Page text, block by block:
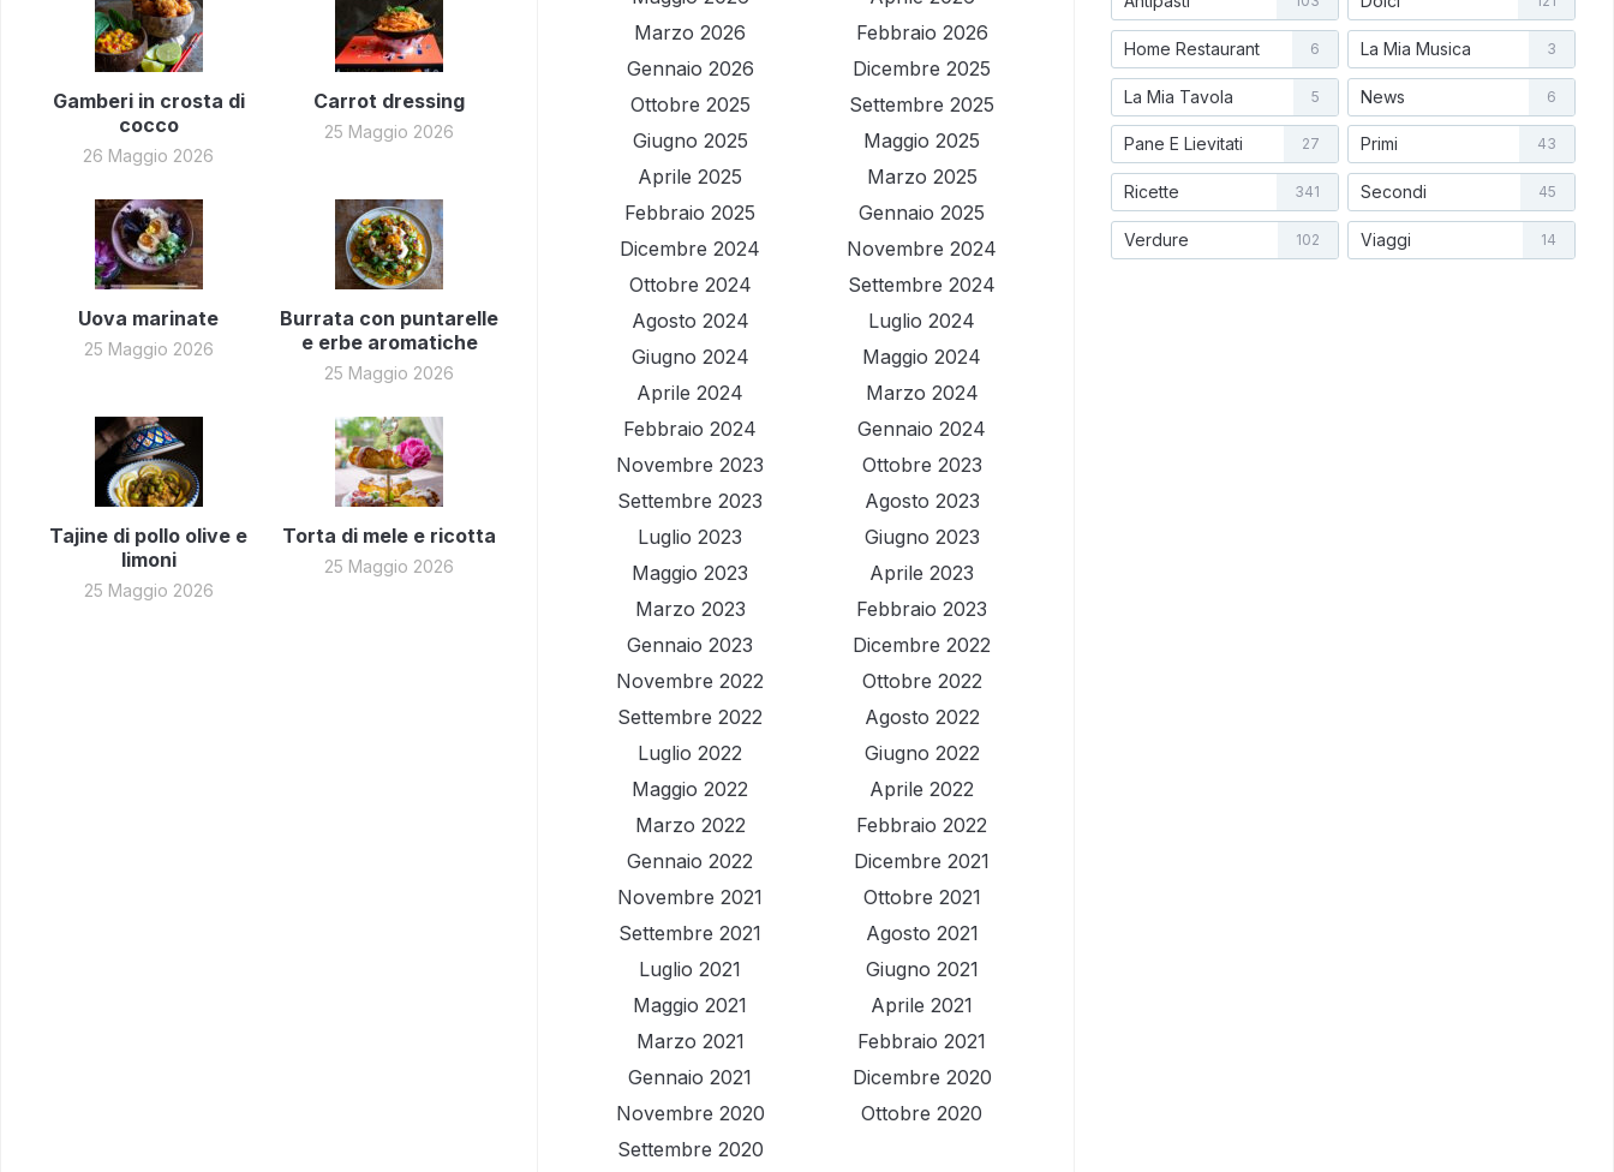
Gamberi in crosta di
cocco
26 Maggio 2026
Carrot dressing
25 Maggio 2026
Uova marinate
25 Maggio 2026
Burrata con puntarelle
e erbe aromatiche
25 Maggio 2026
Tajine di pollo olive e
limoni
25 Maggio 2026
Torta di mele e ricotta
25 Maggio 2026
Marzo 2026
Febbraio 2026
Gennaio 2026
Dicembre 2025
Ottobre 2025
Settembre 2025
Giugno 2025
Maggio 2025
Aprile 2025
Marzo 2025
Febbraio 2025
Gennaio 2025
Dicembre 2024
Novembre 2024
Ottobre 2024
Settembre 2024
Agosto 2024
Luglio 2024
Giugno 2024
Maggio 2024
Aprile 2024
Marzo 2024
Febbraio 2024
Gennaio 2024
Novembre 2023
Ottobre 2023
Settembre 2023
Agosto 2023
Luglio 2023
Giugno 2023
Maggio 2023
Aprile 2023
Marzo 2023
Febbraio 2023
Gennaio 2023
Dicembre 2022
Novembre 2022
Ottobre 2022
Settembre 2022
Agosto 2022
Luglio 2022
Giugno 2022
Maggio 2022
Aprile 2022
Marzo 2022
Febbraio 2022
Gennaio 2022
Dicembre 2021
Novembre 2021
Ottobre 2021
Settembre 2021
Agosto 2021
Luglio 2021
Giugno 2021
Maggio 2021
Aprile 2021
Marzo 2021
Febbraio 2021
Gennaio 2021
Dicembre 2020
Novembre 2020
Ottobre 2020
Settembre 2020
Home Restaurant 6 La Mia Musica 3
La Mia Tavola 5 News 6
Pane E Lievitati 27 Primi 43
Ricette 341 Secondi 45
Verdure 102 Viaggi 14